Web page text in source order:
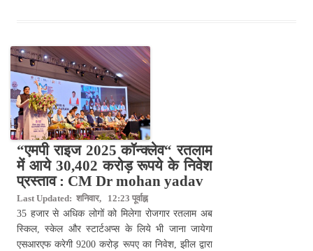
“एमपी राइज 2025 कॉन्क्लेव“ रतलाम
में आये 30,402 करोड़ रूपये के निवेश
प्रस्ताव : CM Dr mohan yadav
Last Updated: शनिवार, 12:23 पूर्वाह्न
35 हजार से अधिक लोगों को मिलेगा रोजगार रतलाम अब
स्किल, स्केल और स्टार्टअप्स के लिये भी जाना जायेगा
एसआरएफ करेगी 9200 करोड़ रूपए का निवेश, झील द्वारा